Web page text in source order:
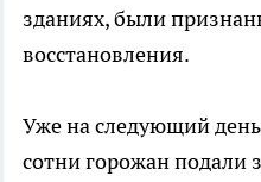
зданиях, были
восстановления.
Уже на следующий
сотни горожан подали